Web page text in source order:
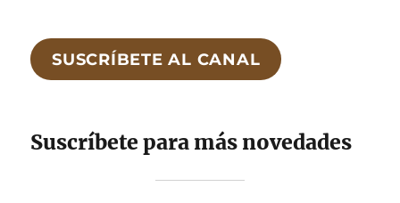
SUSCRÍBETE AL CANAL
Suscríbete para más novedades